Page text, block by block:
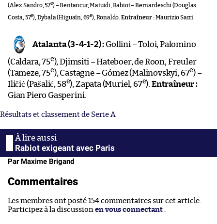
(Alex Sandro, 57e) – Bentancur, Matuidi, Rabiot – Bernardeschi (Douglas
Costa, 57e), Dybala (Higuaín, 69e), Ronaldo. Entraîneur :Maurizio Sarri.
Atalanta (3-4-1-2) : Gollini – Toloi, Palomino
(Caldara, 75e), Djimsiti – Hateboer, de Roon, Freuler
(Tameze, 75e), Castagne – Gómez (Malinovskyi, 67e) –
Iličić (Pašalić, 58e), Zapata (Muriel, 67e). Entraîneur :
Gian Piero Gasperini.
Résultats et classement de Serie A
Rabiot exigeant avec Paris
Par Maxime Brigand
Commentaires
Les membres ont posté 154 commentaires sur cet article.
Participez à la discussion en vous connectant